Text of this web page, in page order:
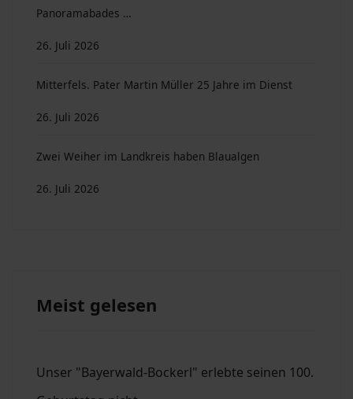
Panoramabades …
26. Juli 2026
Mitterfels. Pater Martin Müller 25 Jahre im Dienst
26. Juli 2026
Zwei Weiher im Landkreis haben Blaualgen
26. Juli 2026
Meist gelesen
Unser "Bayerwald-Bockerl" erlebte seinen 100.